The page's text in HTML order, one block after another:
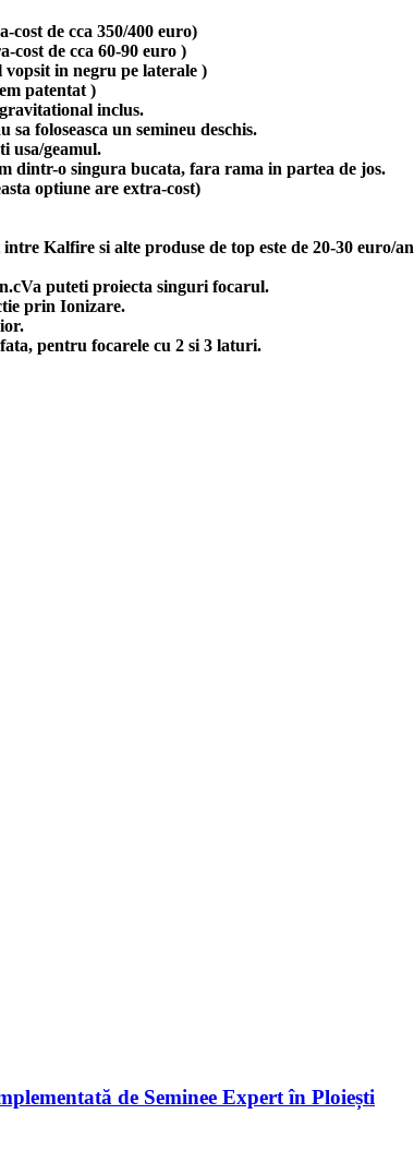
cost de cca 350/400 euro)
cost de cca 60-90 euro )
in negru pe laterale )
patentat )
inclus.
sa foloseasca un semineu deschis.
usa/geamul.
dintr-o singura bucata, fara rama in partea de jos.
optiune are extra-cost)
Kalfire si alte produse de top este de 20-30 euro/
puteti proiecta singuri focarul.
prin Ionizare.
pentru focarele cu 2 si 3 laturi.
de Seminee Expert în Ploiești